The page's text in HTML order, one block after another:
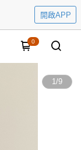
開啟APP
0
1/9